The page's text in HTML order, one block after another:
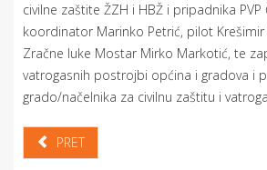
civilne zaštite ŽZH i HBŽ i pripadnika
koordinator Marinko Petrić, pilot
Zračne luke Mostar Mirko Markotić, te
vatrogasnih postrojbi općina i gradova i
grado/načelnika za civilnu zaštitu i
PRET